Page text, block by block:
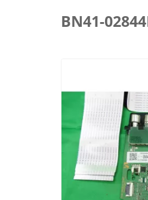
BN41-